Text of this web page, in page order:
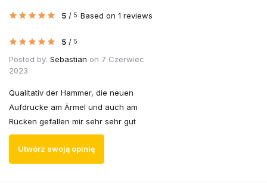
5 / 5 Based on 1 reviews
5 / 5
Posted by: Sebastian on 7 Czerwiec
2023
Qualitativ der Hammer, die neuen
Aufdrucke am Ärmel und auch am
Rücken gefallen mir sehr sehr gut
Utwórz swoją opinię